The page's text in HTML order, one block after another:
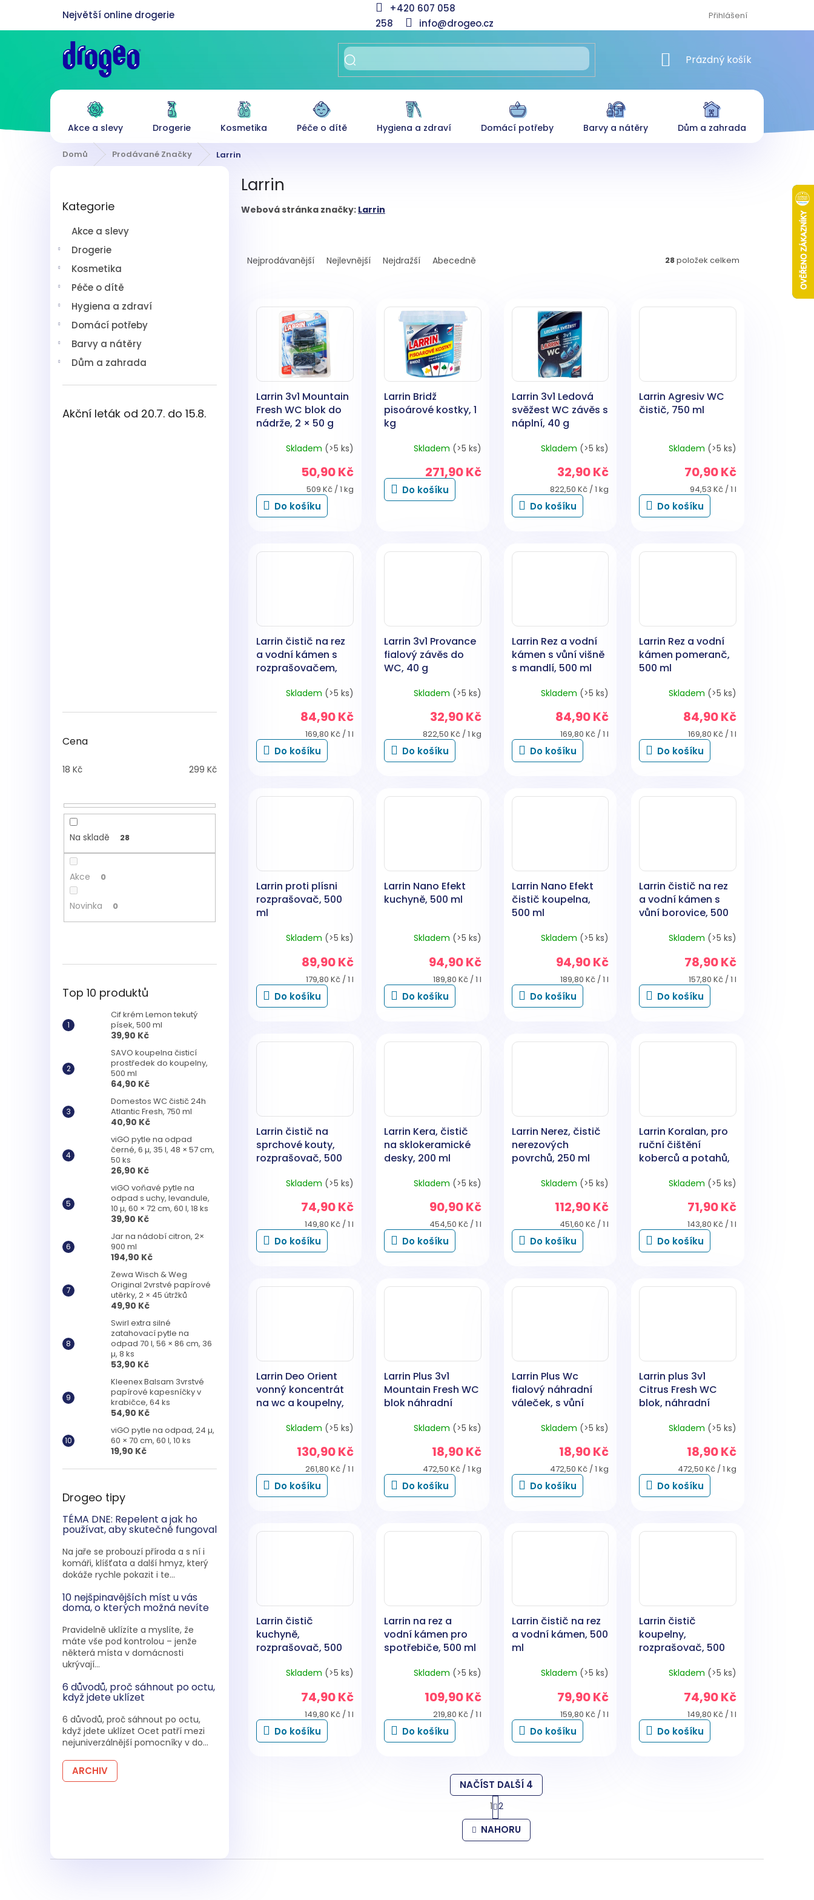
obsah
+420 607 058
258
info@drogeo.cz
Přihlášení
NÁKUPNÍ KOŠÍK
Prázdný košík
Akce a slevy Drogerie Kosmetika Péče o dítě Hygiena a zdraví Domácí potřeby Barvy a nátěry Dům a zahrada
Domů Prodávané Značky Larrin
kategorie
Kategorie
Akce a slevy
Drogerie
Kosmetika
Péče o dítě
Hygiena a zdraví
Domácí potřeby
Barvy a nátěry
Dům a zahrada
Akční leták od 20.7. do 15.8.
Cena
18 Kč 299 Kč
Na skladě 28
Akce 0
Novinka 0
Top 10 produktů
Cif krém Lemon tekutý
písek, 500 ml
39,90 Kč
SAVO koupelna čisticí
prostředek do koupelny,
500 ml
64,90 Kč
Domestos WC čistič 24h
Atlantic Fresh, 750 ml
40,90 Kč
viGO pytle na odpad
černé, 6 µ, 35 l, 48 × 57 cm,
50 ks
26,90 Kč
viGO voňavé pytle na
odpad s uchy, levandule,
10 µ, 60 × 72 cm, 60 l, 18 ks
39,90 Kč
Jar na nádobí citron, 2×
900 ml
194,90 Kč
Zewa Wisch & Weg
Original 2vrstvé papírové
utěrky, 2 × 45 útržků
49,90 Kč
Swirl extra silné
zatahovací pytle na
odpad 70 l, 56 × 86 cm, 36
µ, 8 ks
53,90 Kč
Kleenex Balsam 3vrstvé
papírové kapesníčky v
krabičce, 64 ks
54,90 Kč
viGO pytle na odpad, 24 µ,
60 × 70 cm, 60 l, 10 ks
19,90 Kč
Drogeo tipy
TÉMA DNE: Repelent a jak ho
používat, aby skutečně fungoval
Na jaře se probouzí příroda a s ní i
komáři, klíšťata a další hmyz, který
dokáže rychle pokazit i te...
10 nejšpinavějších míst u vás
doma, o kterých možná nevíte
Pravidelně uklízíte a myslíte, že
máte vše pod kontrolou – jenže
některá místa v domácnosti
ukrývají...
6 důvodů, proč sáhnout po octu,
když jdete uklízet
6 důvodů, proč sáhnout po octu,
když jdete uklízet Ocet patří mezi
nejuniverzálnější pomocníky v do...
ARCHIV
Larrin
Webová stránka značky: Larrin
aNejprodávanější Nejlevnější Nejdražší Abecedně 28položek celkem
Larrin 3v1 Mountain
Fresh WC blok do
nádrže, 2 × 50 g
Skladem (>5 ks)
50,90 Kč
Měrná
cena:
509 Kč / 1 kg
Do košíku
Larrin Bridž
pisoárové kostky, 1
kg
Skladem (>5 ks)
271,90 Kč
Do košíku
Larrin 3v1 Ledová
svěžest WC závěs s
náplní, 40 g
Skladem (>5 ks)
32,90 Kč
Měrná
cena:
822,50 Kč / 1 kg
Do košíku
Larrin Agresiv WC
čistič, 750 ml
Skladem (>5 ks)
70,90 Kč
Měrná
cena:
94,53 Kč / 1 l
Do košíku
Larrin čistič na rez
a vodní kámen s
rozprašovačem,
Skladem (>5 ks)
84,90 Kč
Měrná
cena:
169,80 Kč / 1 l
Do košíku
Larrin 3v1 Provance
fialový závěs do
WC, 40 g
Skladem (>5 ks)
32,90 Kč
Měrná
cena:
822,50 Kč / 1 kg
Do košíku
Larrin Rez a vodní
kámen s vůní višně
s mandlí, 500 ml
Skladem (>5 ks)
84,90 Kč
Měrná
cena:
169,80 Kč / 1 l
Do košíku
Larrin Rez a vodní
kámen pomeranč,
500 ml
Skladem (>5 ks)
84,90 Kč
Měrná
cena:
169,80 Kč / 1 l
Do košíku
Larrin proti plísni
rozprašovač, 500
ml
Skladem (>5 ks)
89,90 Kč
Měrná
cena:
179,80 Kč / 1 l
Do košíku
Larrin Nano Efekt
kuchyně, 500 ml
Skladem (>5 ks)
94,90 Kč
Měrná
cena:
189,80 Kč / 1 l
Do košíku
Larrin Nano Efekt
čistič koupelna,
500 ml
Skladem (>5 ks)
94,90 Kč
Měrná
cena:
189,80 Kč / 1 l
Do košíku
Larrin čistič na rez
a vodní kámen s
vůní borovice, 500
Skladem (>5 ks)
78,90 Kč
Měrná
cena:
157,80 Kč / 1 l
Do košíku
Larrin čistič na
sprchové kouty,
rozprašovač, 500
Skladem (>5 ks)
74,90 Kč
Měrná
cena:
149,80 Kč / 1 l
Do košíku
Larrin Kera, čistič
na sklokeramické
desky, 200 ml
Skladem (>5 ks)
90,90 Kč
Měrná
cena:
454,50 Kč / 1 l
Do košíku
Larrin Nerez, čistič
nerezových
povrchů, 250 ml
Skladem (>5 ks)
112,90 Kč
Měrná
cena:
451,60 Kč / 1 l
Do košíku
Larrin Koralan, pro
ruční čištění
koberců a potahů,
Skladem (>5 ks)
71,90 Kč
Měrná
cena:
143,80 Kč / 1 l
Do košíku
Larrin Deo Orient
vonný koncentrát
na wc a koupelny,
Skladem (>5 ks)
130,90 Kč
Měrná
cena:
261,80 Kč / 1 l
Do košíku
Larrin Plus 3v1
Mountain Fresh WC
blok náhradní
Skladem (>5 ks)
18,90 Kč
Měrná
cena:
472,50 Kč / 1 kg
Do košíku
Larrin Plus Wc
fialový náhradní
váleček, s vůní
Skladem (>5 ks)
18,90 Kč
Měrná
cena:
472,50 Kč / 1 kg
Do košíku
Larrin plus 3v1
Citrus Fresh WC
blok, náhradní
Skladem (>5 ks)
18,90 Kč
Měrná
cena:
472,50 Kč / 1 kg
Do košíku
Larrin čistič
kuchyně,
rozprašovač, 500
Skladem (>5 ks)
74,90 Kč
Měrná
cena:
149,80 Kč / 1 l
Do košíku
Larrin na rez a
vodní kámen pro
spotřebiče, 500 ml
Skladem (>5 ks)
109,90 Kč
Měrná
cena:
219,80 Kč / 1 l
Do košíku
Larrin čistič na rez
a vodní kámen, 500
ml
Skladem (>5 ks)
79,90 Kč
Měrná
cena:
159,80 Kč / 1 l
Do košíku
Larrin čistič
koupelny,
rozprašovač, 500
Skladem (>5 ks)
74,90 Kč
Měrná
cena:
149,80 Kč / 1 l
Do košíku
O
v
l
d
NAČÍST DALŠÍ 4
S
t
r
á
n
o
1 2
NAHORU